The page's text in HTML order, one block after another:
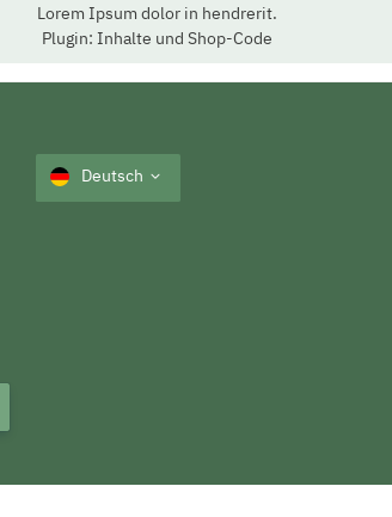
Lorem Ipsum dolor in hendrerit.
Plugin: Inhalte und Shop-Code
Deutsch